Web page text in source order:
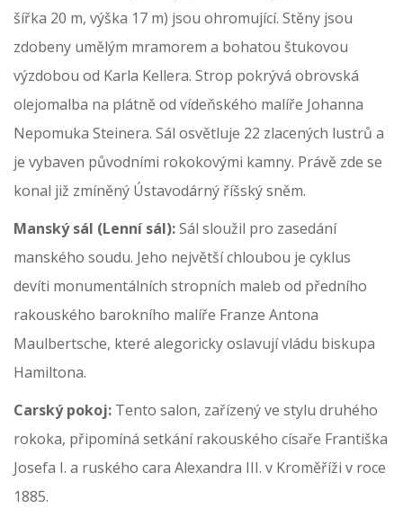
šířka 20 m, výška 17 m) jsou ohromující. Stěny jsou
zdobeny umělým mramorem a bohatou štukovou
výzdobou od Karla Kellera. Strop pokrývá obrovská
olejomalba na plátně od vídeňského malíře Johanna
Nepomuka Steinera. Sál osvětluje 22 zlacených lustrů a
je vybaven původními rokokovými kamny. Právě zde se
konal již zmíněný Ústavodárný říšský sněm.
Manský sál (Lenní sál):Sál sloužil pro zasedání
manského soudu. Jeho největší chloubou je cyklus
devíti monumentálních stropních maleb od předního
rakouského barokního malíře Franze Antona
Maulbertsche, které alegoricky oslavují vládu biskupa
Hamiltona.
Carský pokoj: Tento salon, zařízený ve stylu druhého
rokoka, připomíná setkání rakouského císaře Františka
Josefa I. a ruského cara Alexandra III. v Kroměříži v roce
1885.